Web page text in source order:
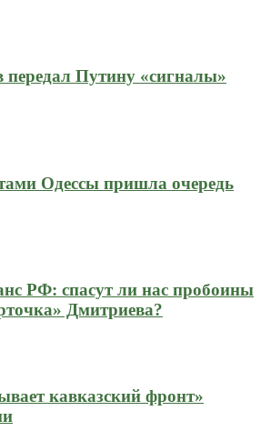
передал Путину «сигналы»
Одессы пришла очередь
РФ: спасут ли нас пробоины
Дмитриева?
кавказский фронт»